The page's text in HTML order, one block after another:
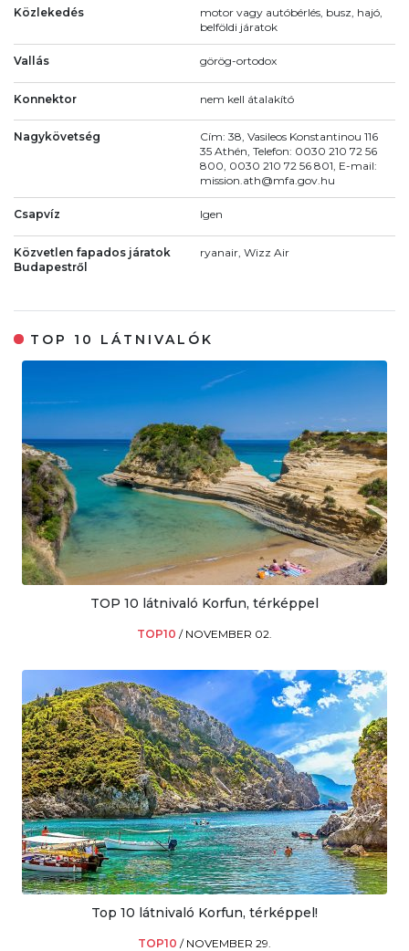
Közlekedés
motor vagy autóbérlés, busz, hajó,
belföldi járatok
Vallás görög-ortodox
Konnektor nem kell átalakító
Nagykövetség
Cím: 38, Vasileos Konstantinou 116
35 Athén, Telefon: 0030 210 72 56
800, 0030 210 72 56 801, E-mail:
mission.ath@mfa.gov.hu
Csapvíz Igen
Közvetlen fapados járatok
Budapestről
ryanair, Wizz Air
TOP 10 LÁTNIVALÓK
TOP 10 látnivaló Korfun, térképpel
TOP10 / NOVEMBER 02.
Top 10 látnivaló Korfun, térképpel!
TOP10 / NOVEMBER 29.